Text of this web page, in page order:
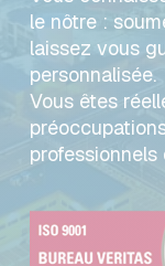
le nôtre :
laissez vous
personnalisée.
Vous êtes